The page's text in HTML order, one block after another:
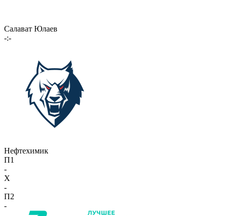
Салават Юлаев
-:-
Нефтехимик
П1
-
X
-
П2
-